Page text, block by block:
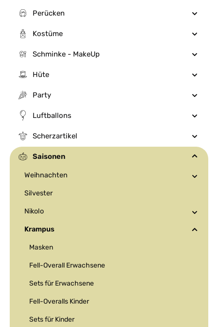
Perücken
Kostüme
Schminke - MakeUp
Hüte
Party
Luftballons
Scherzartikel
Saisonen
Weihnachten
Silvester
Nikolo
Krampus
Masken
Fell-Overall Erwachsene
Sets für Erwachsene
Fell-Overalls Kinder
Sets für Kinder